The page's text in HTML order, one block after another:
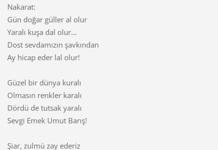
Nakarat:
Gün doğar güller al olur
Yaralı kuşa dal olur…
Dost sevdamızın şavkından
Ay hicap eder lal olur!
Güzel bir dünya kuralı
Olmasın renkler karalı
Dördü de tutsak yaralı
Sevgi Emek Umut Barış!
Şiar, zulmü zay ederiz